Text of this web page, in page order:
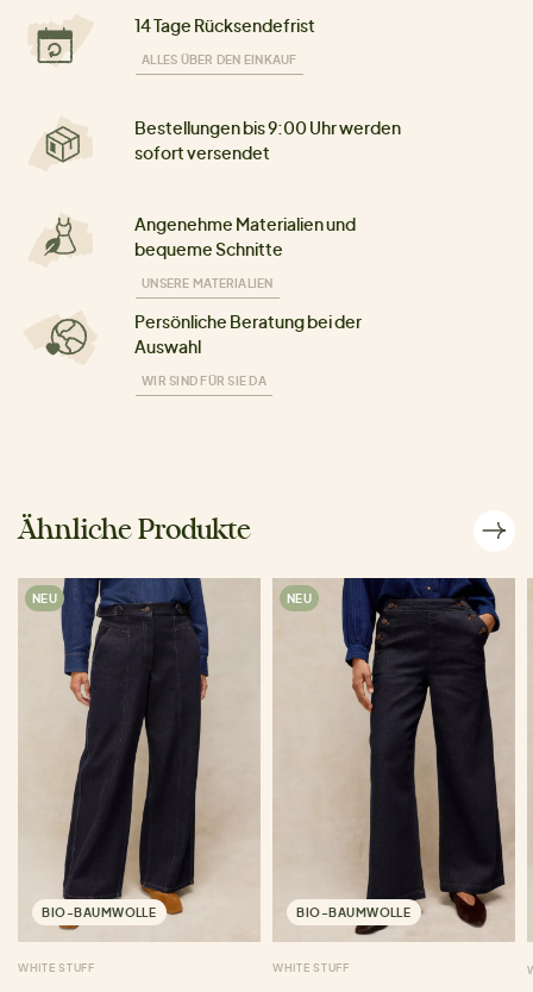
14 Tage Rücksendefrist
ALLES ÜBER DEN EINKAUF
Bestellungen bis 9:00 Uhr werden
sofort versendet
Angenehme Materialien und
bequeme Schnitte
UNSERE MATERIALIEN
Persönliche Beratung bei der
Auswahl
WIR SIND FÜR SIE DA
Ähnliche Produkte
NEU
BIO-BAUMWOLLE
WHITE STUFF
NEU
BIO-BAUMWOLLE
WHITE STUFF